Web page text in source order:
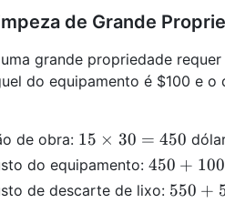
270
de Grande
grande propriedade requer
do equipamento é $100 e o
de obra: 15
\times
30 =
450
15 × 30 = 450
do equipamento: 450
+
450 + 100
de descarte de lixo: 550
550 +